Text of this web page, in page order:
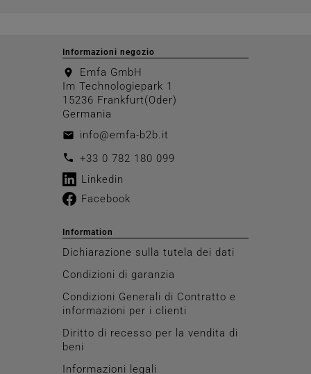
Informazioni negozio
location_on
Emfa GmbH
Im Technologiepark 1
15236 Frankfurt(Oder)
Germania
email info@emfa-b2b.it
call +33 0 782 180 099
Linkedin
Facebook
Information
Dichiarazione sulla tutela dei dati
Condizioni di garanzia
Condizioni Generali di Contratto e
informazioni per i clienti
Diritto di recesso per la vendita di
beni
Informazioni legali